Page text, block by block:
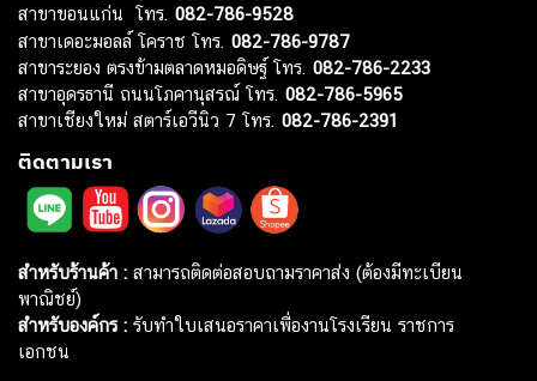
สาขาขอนแก่น โทร. 082-786-9528
สาขาเดอะมอลล์ โคราช โทร. 082-786-9787
สาขาระยอง ตรงข้ามตลาดหมอดิษฐ์ โทร. 082-786-2233
สาขาอุดรธานี ถนนโภคานุสรณ์ โทร. 082-786-5965
สาขาเชียงใหม่ สตาร์เอวีนิว 7 โทร. 082-786-2391
ติดตามเรา
สำหรับร้านค้า : สามารถติดต่อสอบถามราคาส่ง (ต้องมีทะเบียน
พาณิชย์)
สำหรับองค์กร : รับทำใบเสนอราคาเพื่องานโรงเรียน ราชการ
เอกชน